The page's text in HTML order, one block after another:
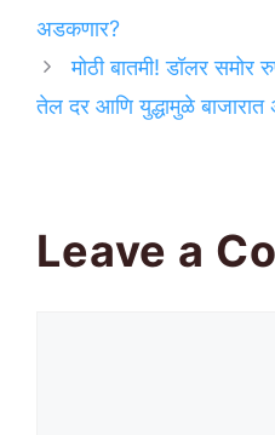
अडकणार?
मोठी बातमी! डॉलर समोर
तेल दर आणि युद्धामुळे
Leave a